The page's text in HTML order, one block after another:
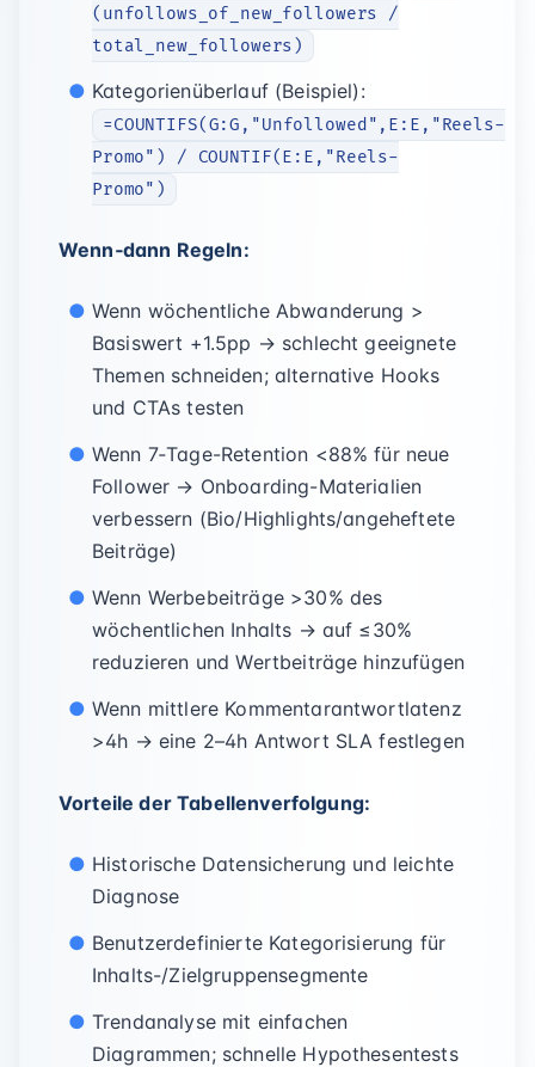
(unfollows_of_new_followers /
total_new_followers)
Kategorienüberlauf (Beispiel):
=COUNTIFS(G:G,"Unfollowed",E:E,"Reels-
Promo") / COUNTIF(E:E,"Reels-
Promo")
Wenn‑dann Regeln:
Wenn wöchentliche Abwanderung >
Basiswert +1.5pp → schlecht geeignete
Themen schneiden; alternative Hooks
und CTAs testen
Wenn 7‑Tage-Retention <88% für neue
Follower → Onboarding-Materialien
verbessern (Bio/Highlights/angeheftete
Beiträge)
Wenn Werbebeiträge >30% des
wöchentlichen Inhalts → auf ≤30%
reduzieren und Wertbeiträge hinzufügen
Wenn mittlere Kommentarantwortlatenz
>4h → eine 2–4h Antwort SLA festlegen
Vorteile der Tabellenverfolgung:
Historische Datensicherung und leichte
Diagnose
Benutzerdefinierte Kategorisierung für
Inhalts-/Zielgruppensegmente
Trendanalyse mit einfachen
Diagrammen; schnelle Hypothesentests